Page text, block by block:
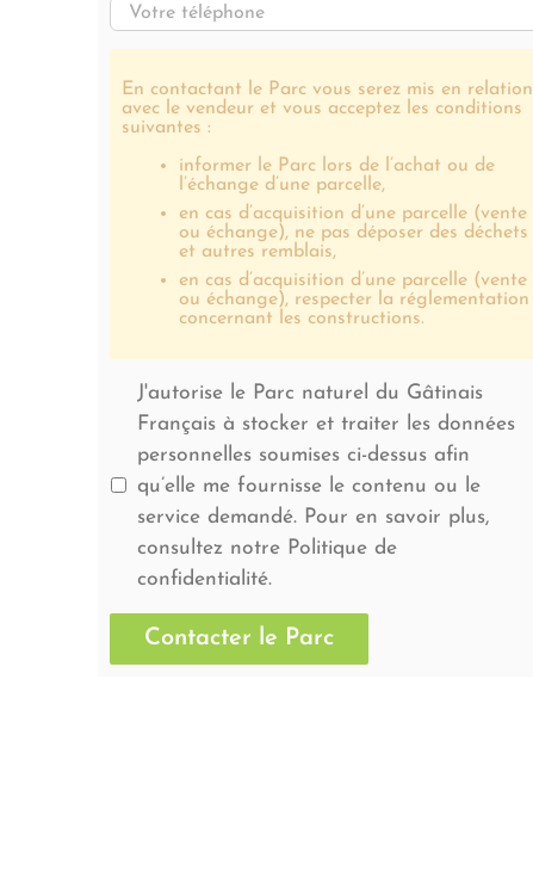
En contactant le Parc vous serez mis en relation
avec le vendeur et vous acceptez les conditions
suivantes :
informer le Parc lors de l’achat ou de
l’échange d’une parcelle,
en cas d’acquisition d’une parcelle (vente
ou échange), ne pas déposer des déchets
et autres remblais,
en cas d’acquisition d’une parcelle (vente
ou échange), respecter la réglementation
concernant les constructions.
J'autorise le Parc naturel du Gâtinais
Français à stocker et traiter les données
personnelles soumises ci-dessus afin
qu’elle me fournisse le contenu ou le
service demandé. Pour en savoir plus,
consultez notre Politique de
confidentialité.